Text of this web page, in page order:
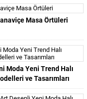
Masa Örtüleri
Moda Yeni Trend Halı
ve Tasarımları